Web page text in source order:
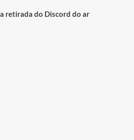
retirada do Discord do ar